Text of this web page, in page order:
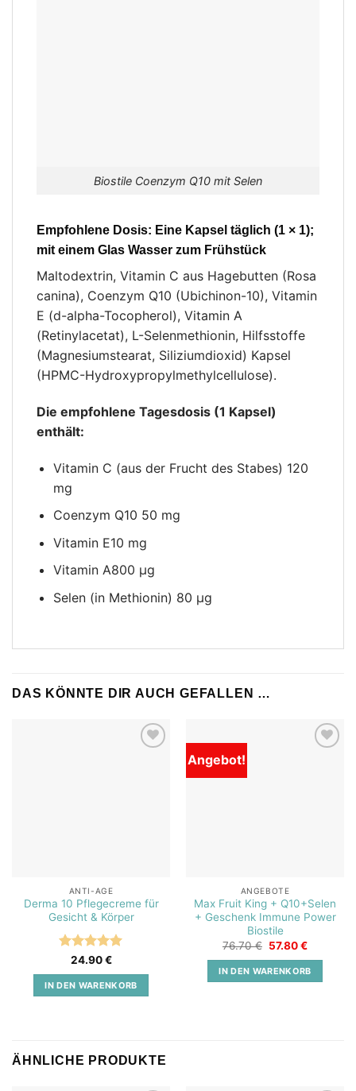
Biostile Coenzym Q10 mit Selen
Empfohlene Dosis: Eine Kapsel täglich (1 × 1);
mit einem Glas Wasser zum Frühstück
Maltodextrin, Vitamin C aus Hagebutten (Rosa
canina), Coenzym Q10 (Ubichinon-10), Vitamin
E (d-alpha-Tocopherol), Vitamin A
(Retinylacetat), L-Selenmethionin, Hilfsstoffe
(Magnesiumstearat, Siliziumdioxid) Kapsel
(HPMC-Hydroxypropylmethylcellulose).
Die empfohlene Tagesdosis (1 Kapsel)
enthält:
Vitamin C (aus der Frucht des Stabes) 120
mg
Coenzym Q10 50 mg
Vitamin E10 mg
Vitamin A800 μg
Selen (in Methionin) 80 μg
DAS KÖNNTE DIR AUCH GEFALLEN …
ANTI-AGE
Derma 10 Pflegecreme für
Gesicht & Körper
Bewertet
mit5von
5
24.90€
IN DEN WARENKORB
Angebot!
ANGEBOTE
Max Fruit King + Q10+Selen
+ Geschenk Immune Power
Biostile
76.70€ Ursprünglicher
war:
76.70 €
57.80€Aktueller
ist:
57.80 €.
IN DEN WARENKORB
ÄHNLICHE PRODUKTE